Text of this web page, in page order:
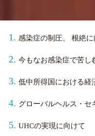
感染症の制圧、 根絶に
今もなお感染症で苦し
低中所得国における経
グローバルヘルス・セ
UHCの実現に向けて